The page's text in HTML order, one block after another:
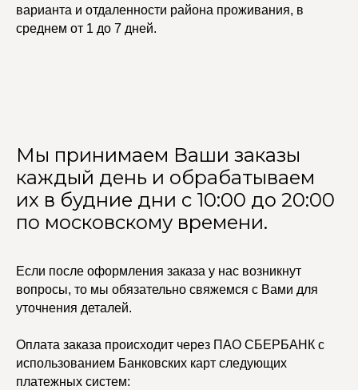
варианта и отдаленности района проживания, в
среднем от 1 до 7 дней.
Мы принимаем Ваши заказы
каждый день и обрабатываем
их в будние дни с 10:00 до 20:00
по московскому времени.
Если после оформления заказа у нас возникнут
вопросы, то мы обязательно свяжемся с Вами для
уточнения деталей.
Оплата заказа происходит через ПАО СБЕРБАНК с
использованием Банковских карт следующих
платежных систем:
УЧАСТВУЙТЕ В НАШЕЙ
СИСТЕМЕ ЛОЯЛЬНОСТИ